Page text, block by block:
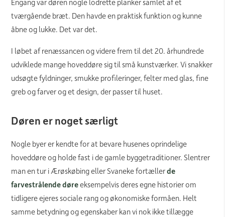
tværgående bræt. Den havde en praktisk funktion og kunne
åbne og lukke. Det var det.
I løbet af renæssancen og videre frem til det 20. århundrede
udviklede mange hoveddøre sig til små kunstværker. Vi snakker
udsøgte fyldninger, smukke profileringer, felter med glas, fine
greb og farver og et design, der passer til huset.
Døren er noget særligt
Nogle byer er kendte for at bevare husenes oprindelige
hoveddøre og holde fast i de gamle byggetraditioner. Slentrer
man en tur i Ærøskøbing eller Svaneke fortællerde
farvestrålende døreeksempelvis deres egne historier om
tidligere ejeres sociale rang og økonomiske formåen. Helt
samme betydning og egenskaber kan vi nok ikke tillægge